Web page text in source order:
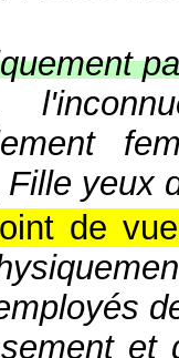
Fille yeux
de
et